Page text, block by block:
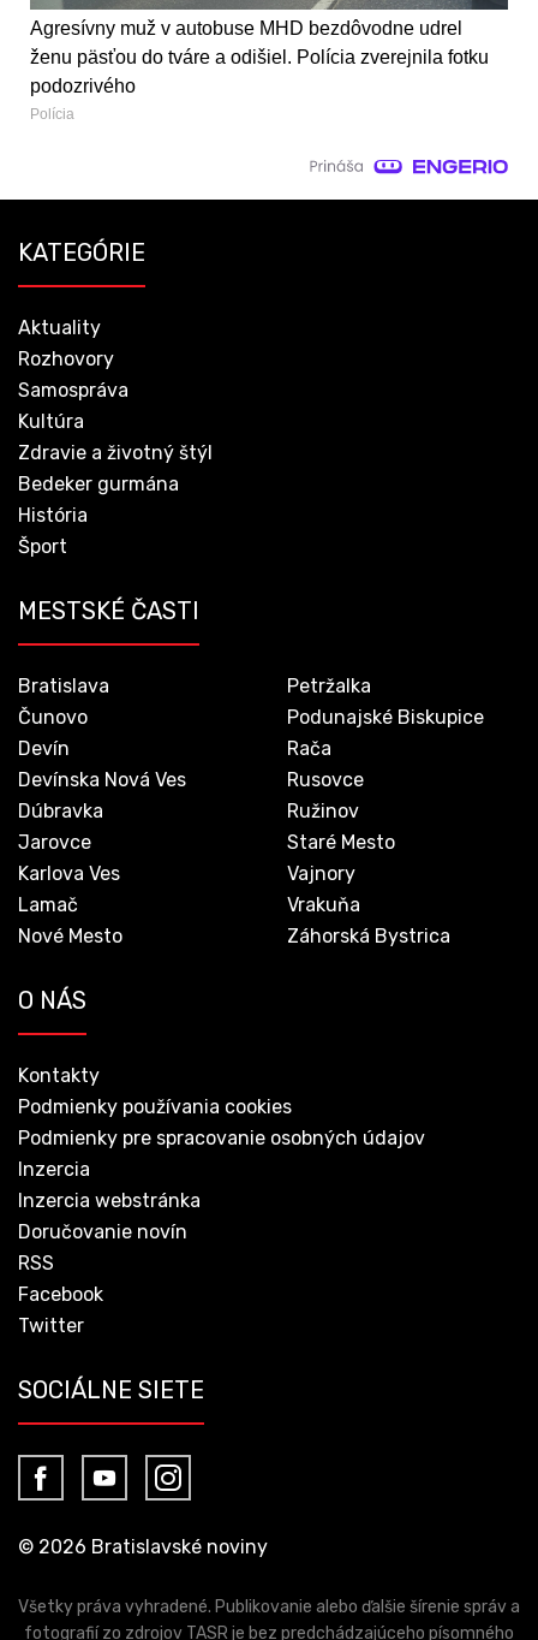
Agresívny muž v autobuse MHD bezdôvodne udrel
ženu päsťou do tváre a odišiel. Polícia zverejnila fotku
podozrivého
Polícia
KATEGÓRIE
Aktuality
Rozhovory
Samospráva
Kultúra
Zdravie a životný štýl
Bedeker gurmána
História
Šport
MESTSKÉ ČASTI
Bratislava
Čunovo
Devín
Devínska Nová Ves
Dúbravka
Jarovce
Karlova Ves
Lamač
Nové Mesto
Petržalka
Podunajské Biskupice
Rača
Rusovce
Ružinov
Staré Mesto
Vajnory
Vrakuňa
Záhorská Bystrica
O NÁS
Kontakty
Podmienky používania cookies
Podmienky pre spracovanie osobných údajov
Inzercia
Inzercia webstránka
Doručovanie novín
RSS
Facebook
Twitter
SOCIÁLNE SIETE
© 2026 Bratislavské noviny
Všetky práva vyhradené. Publikovanie alebo ďalšie šírenie správ a
fotografií zo zdrojov TASR je bez predchádzajúceho písomného